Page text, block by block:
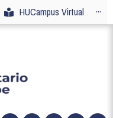
HUCampus Virtual ···